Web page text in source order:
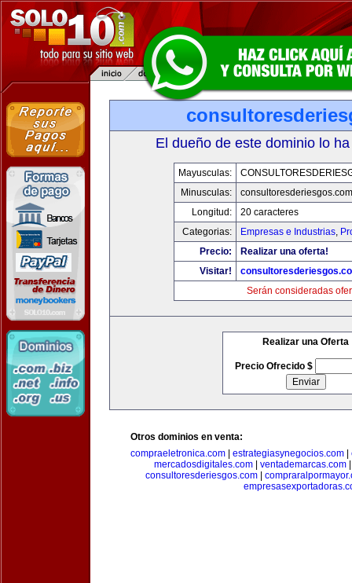
El dueño de este dominio lo
Mayusculas:
Minusculas:
consultoresderiesgos.com
Longitud:
20 caracteres
Categorias:
Empresas e Industrias,
Precio:
Realizar una oferta!
Visitar!
Serán consideradas
Realizar una Oferta
Precio Ofrecido $
Otros dominios en venta:
compraeletronica.com
estrategiasynegocios.com
mercadosdigitales.com| ventademarcas.com
consultoresderiesgos.com